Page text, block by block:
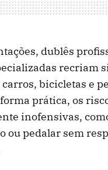
dublês
recriam
bicicletas e
prática, os
inofensivas,
ou pedalar sem